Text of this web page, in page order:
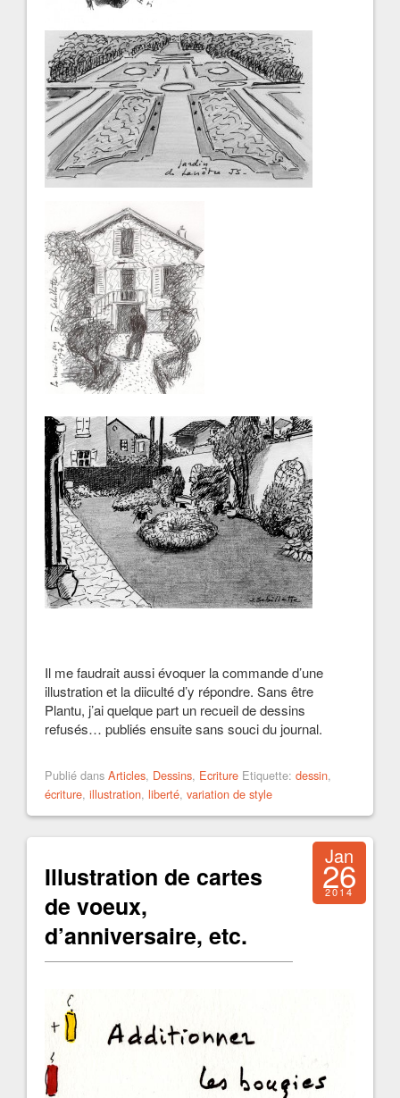
Il me faudrait aussi évoquer la commande d’une
illustration et la diiculté d’y répondre. Sans être
Plantu, j’ai quelque part un recueil de dessins
refusés… publiés ensuite sans souci du journal.
Publié dans Articles, Dessins, Ecriture Etiquette: dessin,
écriture, illustration, liberté, variation de style
Illustration de cartes
de voeux,
d’anniversaire, etc.
Jan
26
2014